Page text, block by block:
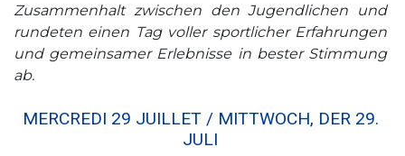
Zusammenhalt zwischen den Jugendlichen und
rundeten einen Tag voller sportlicher Erfahrungen
und gemeinsamer Erlebnisse in bester Stimmung
ab.
MERCREDI 29 JUILLET / MITTWOCH, DER 29.
JULI